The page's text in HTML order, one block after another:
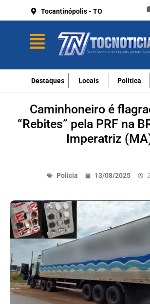
Tocantinópolis - TO
Destaques Locais Política
Caminhoneiro é
“Rebites” pela PRF na
Imperatriz
Policia 13/08/2025